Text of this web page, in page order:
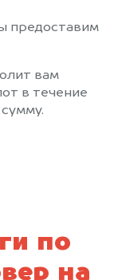
предоставим
вам
в течение
по
на